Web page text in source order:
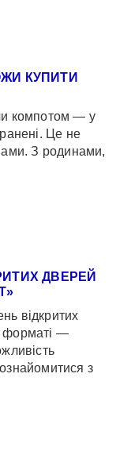
КУПИТИ
компотом — у
Це не
З родинами,
ДВЕРЕЙ
відкритих
форматі —
з